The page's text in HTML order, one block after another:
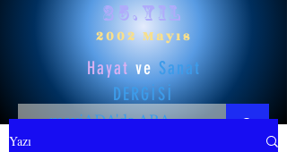
25.yıl
2002 Mayıs
HayatveSanat
DERGİSİ
Yazı